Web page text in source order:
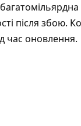
після збою.
час оновлення.